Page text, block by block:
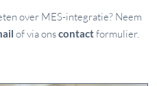
over MES-integratie? Neem
of via onscontactformulier.